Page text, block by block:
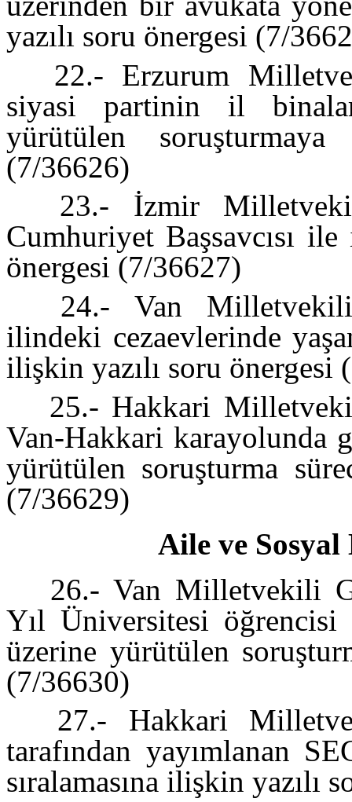
yazılı soru önergesi (7/
22.- Erzurum
siyasi partinin il
yürütülen
(7/36626)
23.- İzmir
Cumhuriyet Başsavcısı
önergesi (7/36627)
24.- Van
ilindeki cezaevlerinde
ilişkin yazılı soru
25.- Hakkari
Van-Hakkari karayolunda
yürütülen soruşturma
(7/36629)
Aile ve
26.- Van Milletvekili
Yıl Üniversitesi öğrencisi
üzerine yürütülen
(7/36630)
27.- Hakkari
tarafından yayımlanan
sıralamasına ilişkin yazılı